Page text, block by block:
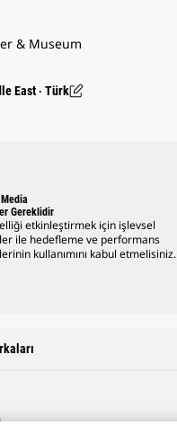
& Museum
East ‧ Türk
Gereklidir
etkinleştirmek için işlevsel
ile hedefleme ve performans
kullanımını kabul etmelisiniz.